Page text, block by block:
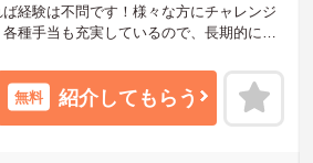
経験は不問です！様々な方にチャレンジ
種手当も充実しているので、長期的にお
マイナビまでお問い合わせください。さ
す。
無料 紹介してもらう